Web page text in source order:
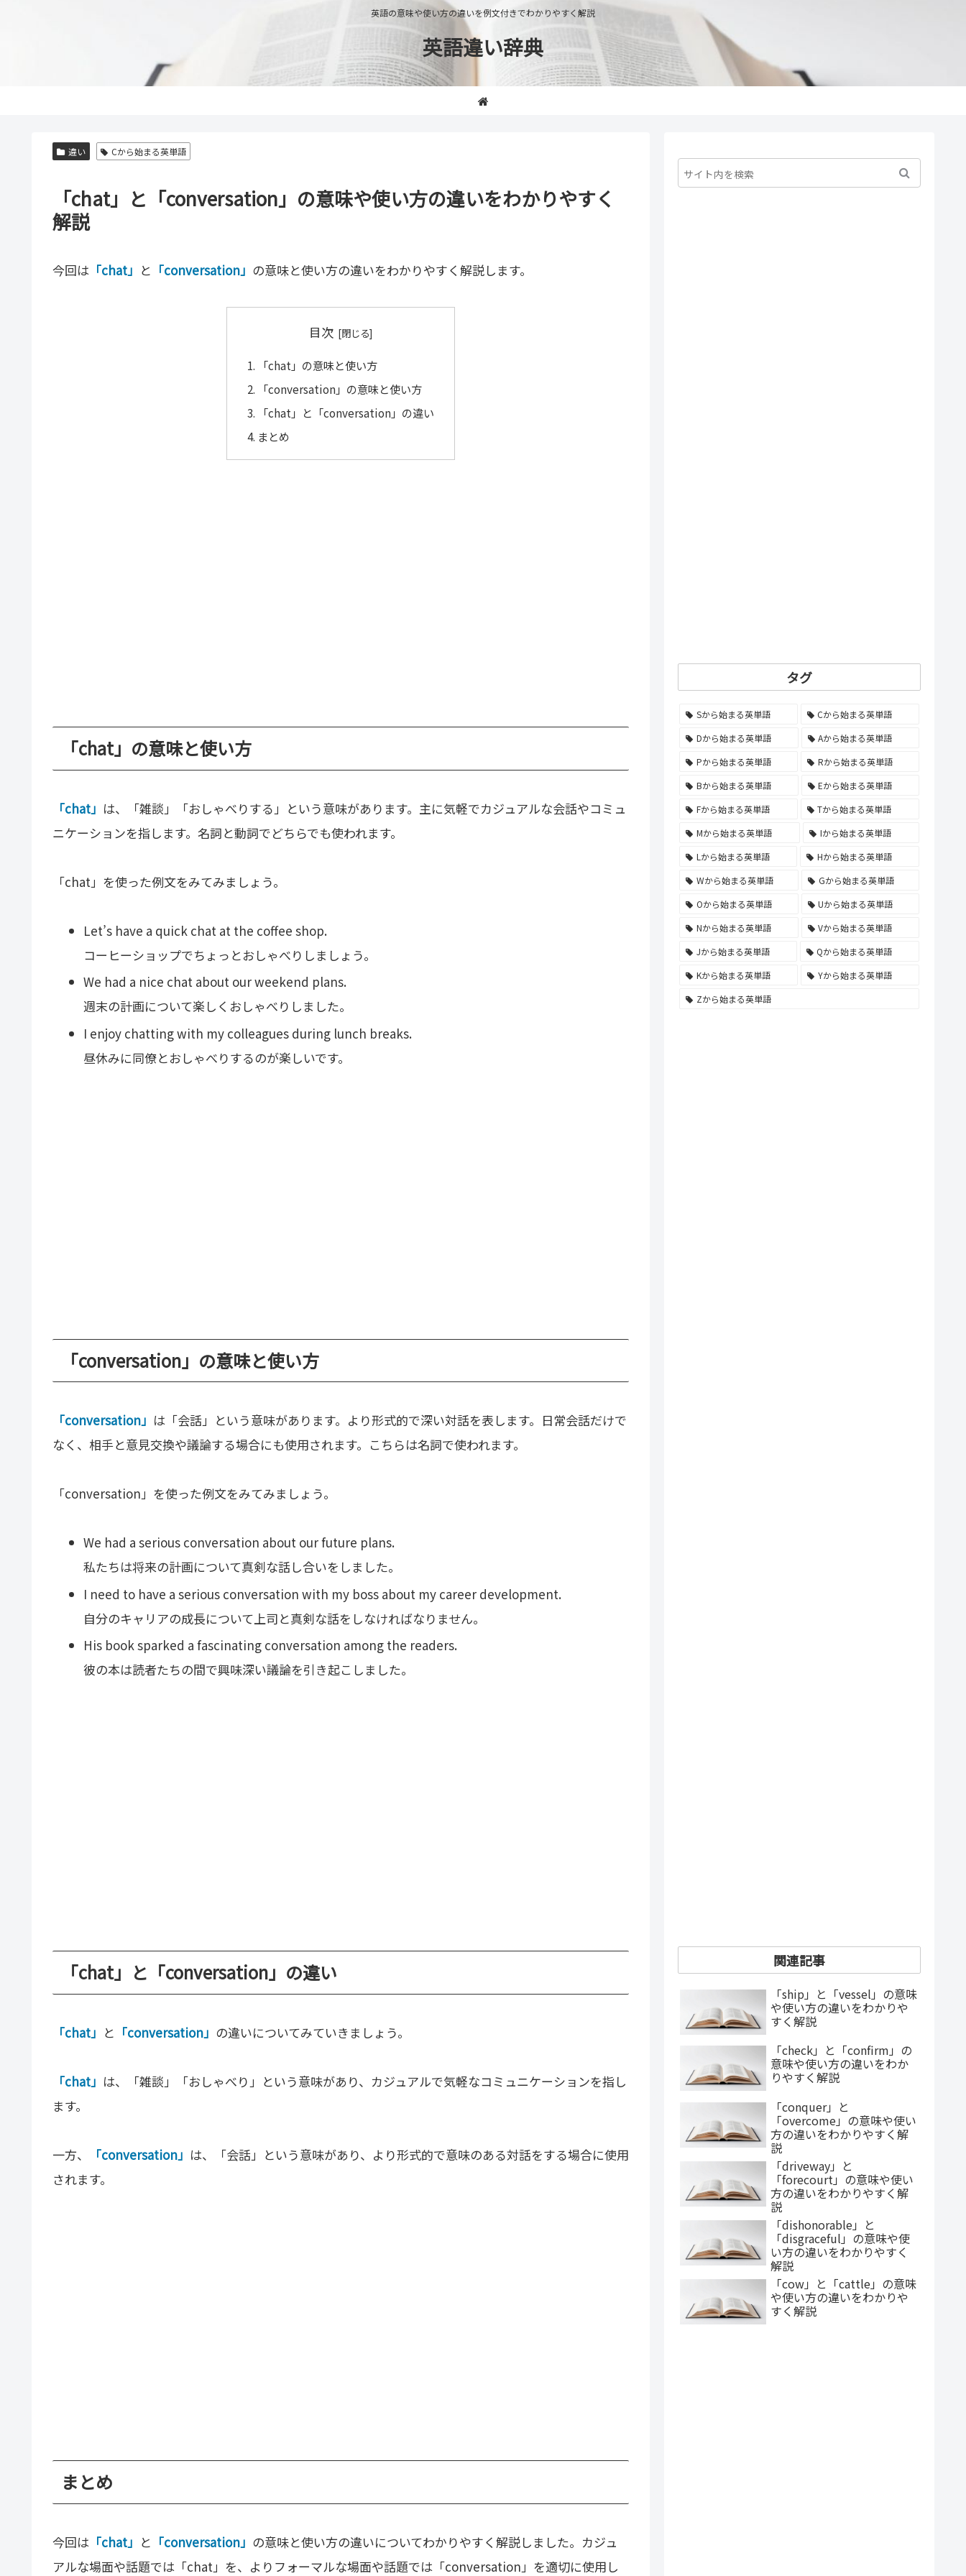
英語の意味や使い方の違いを例文付きでわかりやすく解説
英語違い辞典
違い Cから始まる英単語
「chat」と「conversation」の意味や使い方の違いをわかりやすく
解説
今回は 「chat」 と 「conversation」 の意味と使い方の違いをわかりやすく解説します。
目次
「chat」の意味と使い方
「conversation」の意味と使い方
「chat」と「conversation」の違い
まとめ
「chat」の意味と使い方
「chat」 は、「雑談」「おしゃべりする」という意味があります。主に気軽でカジュアルな会話やコミュ
ニケーションを指します。名詞と動詞でどちらでも使われます。
「chat」を使った例文をみてみましょう。
Let’s have a quick chat at the coffee shop.
コーヒーショップでちょっとおしゃべりしましょう。
We had a nice chat about our weekend plans.
週末の計画について楽しくおしゃべりしました。
I enjoy chatting with my colleagues during lunch breaks.
昼休みに同僚とおしゃべりするのが楽しいです。
「conversation」の意味と使い方
「conversation」 は「会話」という意味があります。より形式的で深い対話を表します。日常会話だけで
なく、相手と意見交換や議論する場合にも使用されます。こちらは名詞で使われます。
「conversation」を使った例文をみてみましょう。
We had a serious conversation about our future plans.
私たちは将来の計画について真剣な話し合いをしました。
I need to have a serious conversation with my boss about my career development.
自分のキャリアの成長について上司と真剣な話をしなければなりません。
His book sparked a fascinating conversation among the readers.
彼の本は読者たちの間で興味深い議論を引き起こしました。
「chat」と「conversation」の違い
「chat」 と 「conversation」 の違いについてみていきましょう。
「chat」 は、「雑談」「おしゃべり」という意味があり、カジュアルで気軽なコミュニケーションを指し
ます。
一方、 「conversation」 は、「会話」という意味があり、より形式的で意味のある対話をする場合に使用
されます。
まとめ
今回は 「chat」 と 「conversation」 の意味と使い方の違いについてわかりやすく解説しました。カジュ
アルな場面や話題では「chat」を、よりフォーマルな場面や話題では「conversation」を適切に使用し
タグ
Sから始まる英単語
Cから始まる英単語
Dから始まる英単語
Aから始まる英単語
Pから始まる英単語
Rから始まる英単語
Bから始まる英単語
Eから始まる英単語
Fから始まる英単語
Tから始まる英単語
Mから始まる英単語
Iから始まる英単語
Lから始まる英単語
Hから始まる英単語
Wから始まる英単語
Gから始まる英単語
Oから始まる英単語
Uから始まる英単語
Nから始まる英単語
Vから始まる英単語
Jから始まる英単語
Qから始まる英単語
Kから始まる英単語
Yから始まる英単語
Zから始まる英単語
関連記事
「ship」と「vessel」の意味
や使い方の違いをわかりや
すく解説
「check」と「confirm」の
意味や使い方の違いをわか
りやすく解説
「conquer」と
「overcome」の意味や使い
方の違いをわかりやすく解
説
「driveway」と
「forecourt」の意味や使い
方の違いをわかりやすく解
説
「dishonorable」と
「disgraceful」の意味や使
い方の違いをわかりやすく
解説
「cow」と「cattle」の意味
や使い方の違いをわかりや
すく解説